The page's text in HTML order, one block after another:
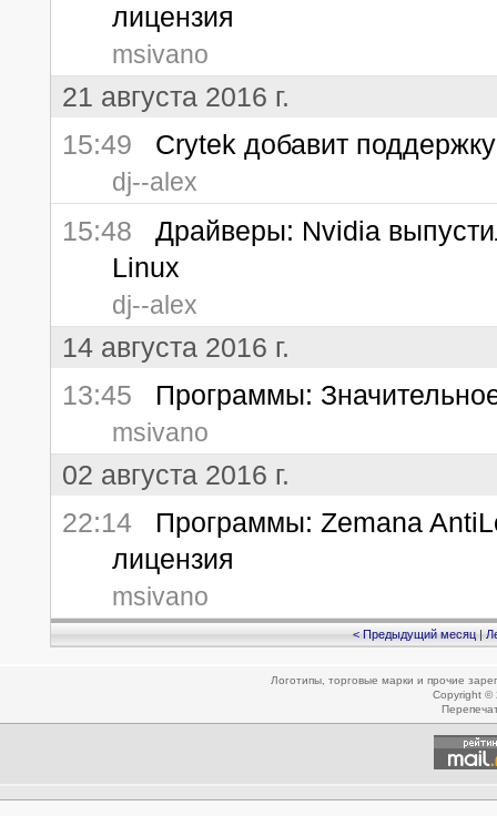
лицензия
msivano
21 августа 2016 г.
15:49 Crytek добавит
dj--alex
15:48 Драйверы: Nvidia
Linux
dj--alex
14 августа 2016 г.
13:45 Программы:
msivano
02 августа 2016 г.
22:14 Программы: Zemana
лицензия
msivano
< Предыдущий месяц|
Логотипы, торговые марки и прочие
Copyright ©